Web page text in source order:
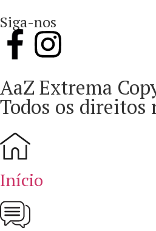
Siga-nos
AaZ Extrema
Todos os direitos
Início